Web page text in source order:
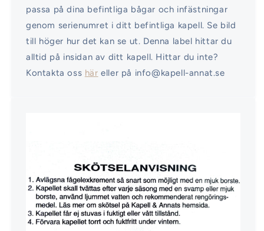
passa på dina befintliga bågar och infästningar
genom serienumret i ditt befintliga kapell. Se bild
till höger hur det kan se ut. Denna label hittar du
alltid på insidan av ditt kapell. Hittar du inte?
Kontakta oss här eller på info@kapell-annat.se